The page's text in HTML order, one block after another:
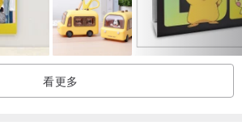
看更多